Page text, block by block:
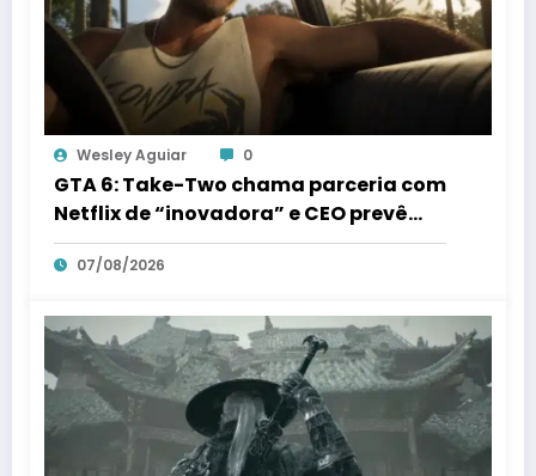
Wesley Aguiar 0
GTA 6: Take-Two chama parceria com
Netflix de “inovadora” e CEO prevê
streaming “comercial” em 3 anos
07/08/2026